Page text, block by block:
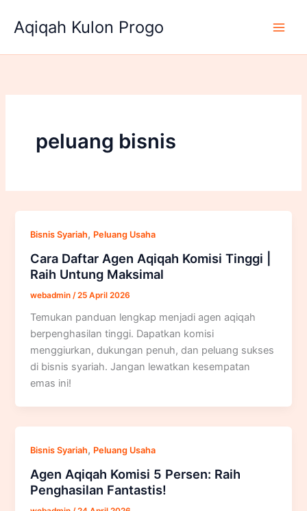
konten
Aqiqah Kulon Progo
peluang bisnis
Bisnis Syariah, Peluang Usaha
Cara Daftar Agen Aqiqah Komisi Tinggi |
Raih Untung Maksimal
webadmin /25 April 2026
Temukan panduan lengkap menjadi agen aqiqah
berpenghasilan tinggi. Dapatkan komisi
menggiurkan, dukungan penuh, dan peluang sukses
di bisnis syariah. Jangan lewatkan kesempatan
emas ini!
Bisnis Syariah, Peluang Usaha
Agen Aqiqah Komisi 5 Persen: Raih
Penghasilan Fantastis!